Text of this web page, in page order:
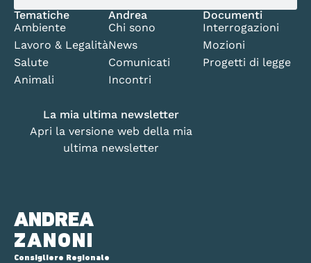
ANDREA
ZANONI
Consigliere Regionale
Tematiche
Ambiente
Lavoro & Legalità
Salute
Animali
Andrea
Chi sono
News
Comunicati
Incontri
Documenti
Interrogazioni
Mozioni
Progetti di legge
La mia ultima newsletter
Apri la versione web della mia
ultima newsletter